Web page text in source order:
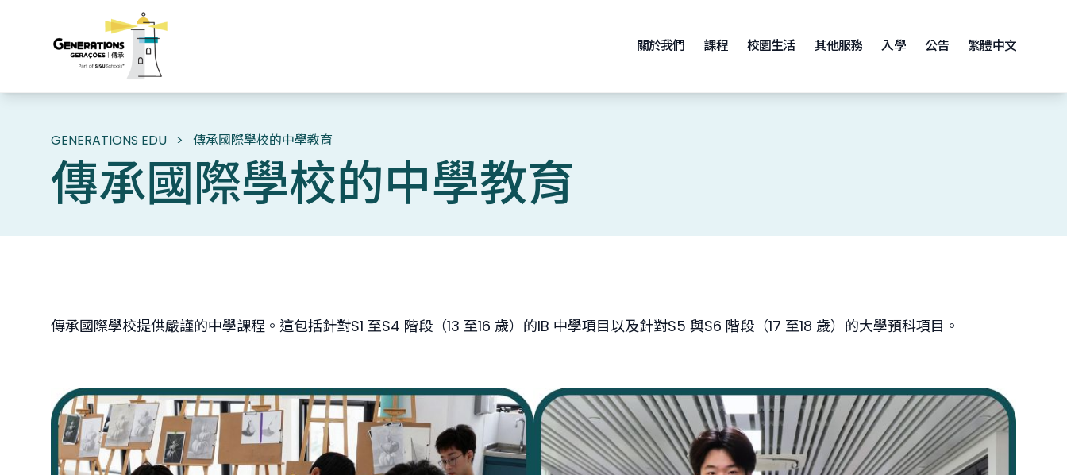
關於我們 課程 校園生活 其他服務 入學 公告 繁體中文
GENERATIONS EDU > 傳承國際學校的中學教育
傳承國際學校的中學教育
傳承國際學校提供嚴謹的中學課程。這包括針對S1 至S4 階段（13 至16 歲）的IB 中學項目以及針對S5 與S6 階段（17 至18 歲）的大學預科項目。